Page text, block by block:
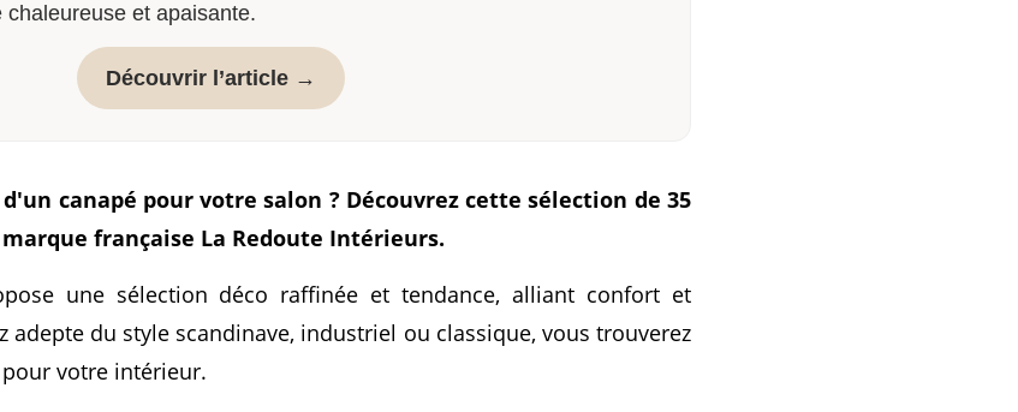
et apaisante.
Découvrir l’article →
canapé pour votre salon ? Découvrez cette sélection de 35
française La Redoute Intérieurs.
une sélection déco raffinée et tendance, alliant confort et
adepte du style scandinave, industriel ou classique, vous trouverez
votre intérieur.